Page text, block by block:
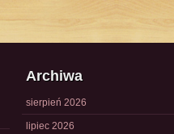
Archiwa
sierpień 2026
lipiec 2026